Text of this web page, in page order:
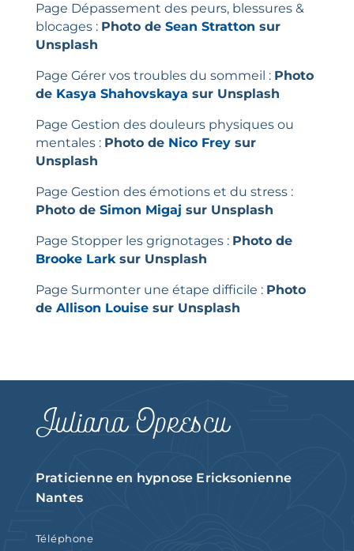
Page Dépassement des peurs, blessures &
blocages : Photo de Sean Stratton sur
Unsplash
Page Gérer vos troubles du sommeil : Photo
de Kasya Shahovskaya sur Unsplash
Page Gestion des douleurs physiques ou
mentales : Photo de Nico Freysur
Unsplash
Page Gestion des émotions et du stress :
Photo de Simon Migaj sur Unsplash
Page Stopper les grignotages : Photo de
Brooke Lark sur Unsplash
Page Surmonter une étape difficile : Photo
de Allison Louisesur Unsplash
Juliana Oprescu
Praticienne en hypnose Ericksonienne
Nantes
Téléphone